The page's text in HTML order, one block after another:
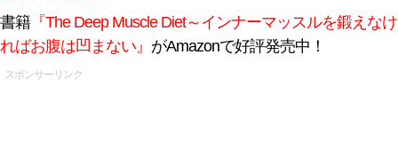
書籍『The Deep Muscle Diet～インナーマッスルを鍛えなけ
ればお腹は凹まない』 がAmazonで好評発売中！
スポンサーリンク